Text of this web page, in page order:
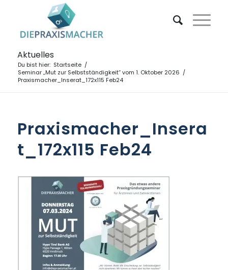
Aktuelles
Du bist hier: Startseite /
Seminar „Mut zur Selbstständigkeit“ vom 1. Oktober 2026 /
Praxismacher_Inserat_172x115 Feb24
Praxismacher_Insera
t_172x115 Feb24